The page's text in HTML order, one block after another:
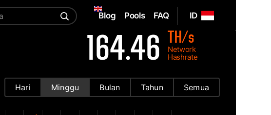
ID
Blog Pools FAQ
164.46 TH/s
Network
Hashrate
Hari Minggu Bulan Tahun Semua